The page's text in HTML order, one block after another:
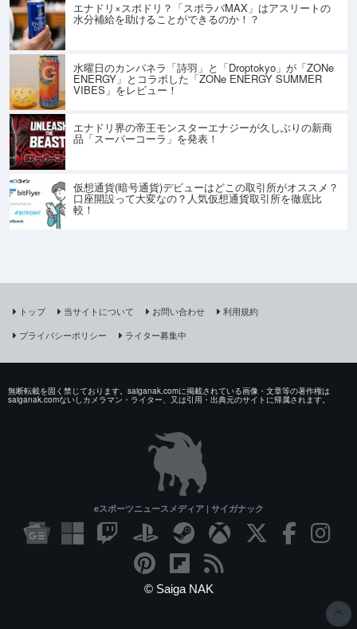
エナドリ×スポドリ？「スポラバMAX」はアスリートの
水分補給を助けることができるのか！？
水曜日のカンパネラ「詩羽」と「Droptokyo」が「ZONe
ENERGY」とコラボした「ZONe ENERGY SUMMER
VIBES」をレビュー！
エナドリ界の帝王モンスターエナジーが久しぶりの新商
品「スーパーコーラ」を発表！
仮想通貨(暗号通貨)デビューはどこの取引所がオススメ？
口座開設って大変なの？人気仮想通貨取引所を徹底比
較！
トップ 当サイトについて お問い合わせ
利用規約
プライバシーポリシー
ライター募集中
無断転載を固く禁じております。saiganak.comに掲載されている画像・文章等の著作権は
saiganak.comないしカメラマン・ライター、又は引用・出典元のサイトに帰属されます。
eスポーツニュースメディア | サイガナック
© Saiga NAK